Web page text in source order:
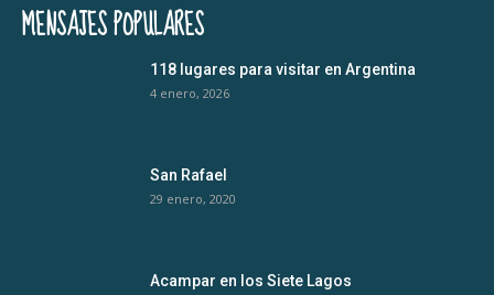
MENSAJES POPULARES
118 lugares para visitar en Argentina
4 enero, 2026
San Rafael
29 enero, 2020
Acampar en los Siete Lagos